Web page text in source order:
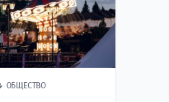
ОБЩЕСТВО